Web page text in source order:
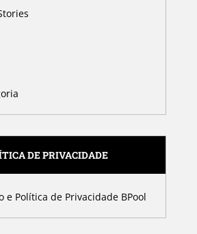
DE PRIVACIDADE
e Política de Privacidade BPool